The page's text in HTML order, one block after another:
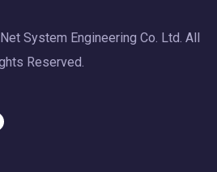
System Engineering Co. Ltd. All
Reserved.